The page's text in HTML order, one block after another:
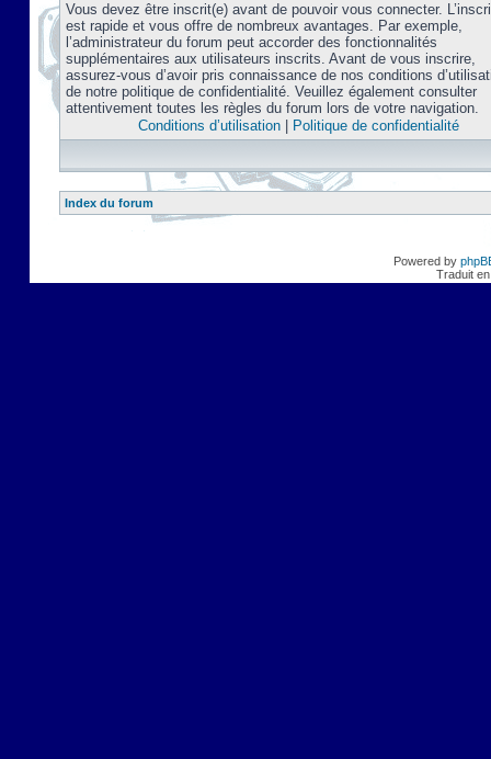
Vous devez être inscrit(e) avant de pouvoir vous connecter.
est rapide et vous offre de nombreux avantages. Par exemple,
l’administrateur du forum peut accorder des fonctionnalités
supplémentaires aux utilisateurs inscrits. Avant de vous inscrire,
assurez-vous d’avoir pris connaissance de nos conditions
de notre politique de confidentialité. Veuillez également consulter
attentivement toutes les règles du forum lors de votre navigation.
Conditions d’utilisation| Politique de confidentialité
Index du forum
Powered by
Traduit